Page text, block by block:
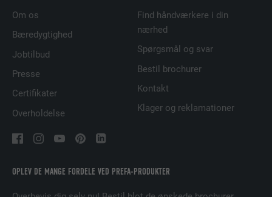
OPLEV DE MANGE FORDELE VED PREFA-PRODUKTER
Om os
Bæredygtighed
Jobtilbud
Presse
Certifikater
Overholdelse
Find håndværkere i din
nærhed
Spørgsmål og svar
Bestil brochurer
Kontakt
Klager og reklamationer
NAVN
FORLØB
Bruges til at spore besøgende på tværs af
annoncer baseret på den besøgendes